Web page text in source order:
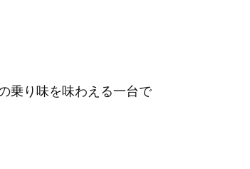
乗り味を味わえる一台で